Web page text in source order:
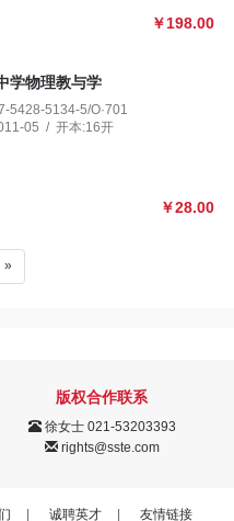
￥198.00
学物理教与学
5428-5134-5/O·701
05 / 开本:16开
￥28.00
»
版权合作联系
徐女士 021-53203393
rights@sste.com
诚聘英才 友情链接